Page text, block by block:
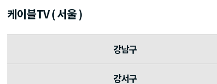
케이블TV ( 서울 )
강남구
강서구